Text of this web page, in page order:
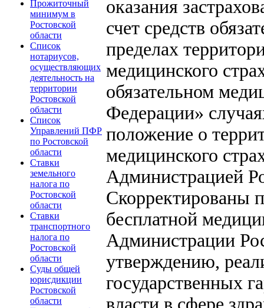
Прожиточный
минимум в
Ростовской
области
Список
нотариусов,
осуществляющих
деятельность на
территории
Ростовской
области
Список
Управлений ПФР
по Ростовской
области
Ставки
земельного
налога по
Ростовской
области
Ставки
транспортного
налога по
Ростовской
области
Суды общей
юрисдикции
Ростовской
области
оказания
счет средств
пределах
медицинского
обязательном
Федерации»
положение о
медицинского
Администрацией
Скорректированы
бесплатной
Администрации
утверждению,
государственных